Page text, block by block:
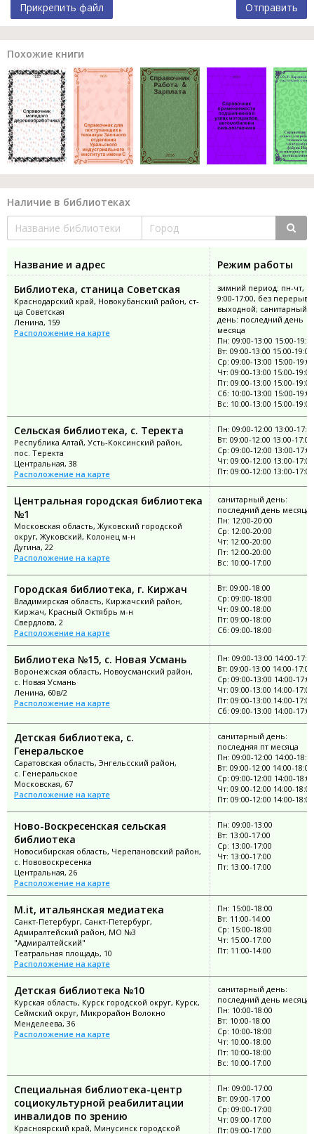
Прикрепить файл Отправить
Похожие книги
Наличие в библиотеках
Название и адрес
Режим работы
Библиотека, станица Советская
Краснодарский край, Новокубанский район, ст-
ца Советская
Ленина, 159
Расположение на карте
зимний период: пн-чт,
9:00-17:00, без
выходной; санитарный
день: последний день
месяца
Пн: 09:00-13:00 15:00-
Вт: 09:00-13:00 15:00-19:00
Ср: 09:00-13:00 15:00-19:00
Чт: 09:00-13:00 15:00-19:00
Пт: 09:00-13:00 15:00-19:00
Сб: 10:00-13:00 15:00-19:00
Вс: 10:00-13:00 15:00-19:00
Сельская библиотека, с. Теректа
Республика Алтай, Усть-Коксинский район,
пос. Теректа
Центральная, 38
Расположение на карте
Пн: 09:00-12:00 13:00-
Вт: 09:00-12:00 13:00-17:00
Ср: 09:00-12:00 13:00-17:00
Чт: 09:00-12:00 13:00-17:00
Пт: 09:00-12:00 13:00-17:00
Центральная городская библиотека
№1
Московская область, Жуковский городской
округ, Жуковский, Колонец м-н
Дугина, 22
Расположение на карте
санитарный день:
последний день месяца
Пн: 12:00-20:00
Ср: 12:00-20:00
Чт: 12:00-20:00
Пт: 12:00-20:00
Вс: 10:00-17:00
Городская библиотека, г. Киржач
Владимирская область, Киржачский район,
Киржач, Красный Октябрь м-н
Свердлова, 2
Расположение на карте
Вт: 09:00-18:00
Ср: 09:00-18:00
Чт: 09:00-18:00
Пт: 09:00-18:00
Сб: 09:00-18:00
Библиотека №15, с. Новая Усмань
Воронежская область, Новоусманский район,
с. Новая Усмань
Ленина, 60в/2
Расположение на карте
Пн: 09:00-13:00 14:00-
Вт: 09:00-13:00 14:00-17:00
Ср: 09:00-13:00 14:00-17:00
Чт: 09:00-13:00 14:00-17:00
Пт: 09:00-13:00 14:00-17:00
Сб: 09:00-13:00 14:00-17:00
Детская библиотека, с.
Генеральское
Саратовская область, Энгельсский район,
с. Генеральское
Московская, 67
Расположение на карте
санитарный день:
последняя пт месяца
Пн: 09:00-12:00 14:00-
Вт: 09:00-12:00 14:00-18:00
Ср: 09:00-12:00 14:00-18:00
Чт: 09:00-12:00 14:00-18:00
Пт: 09:00-12:00 14:00-18:00
Ново-Воскресенская сельская
библиотека
Новосибирская область, Черепановский район,
с. Нововоскресенка
Центральная, 26
Расположение на карте
Пн: 09:00-13:00
Вт: 13:00-17:00
Ср: 13:00-17:00
Чт: 13:00-17:00
Пт: 13:00-17:00
M.it, итальянская медиатека
Санкт-Петербург, Санкт-Петербург,
Адмиралтейский район, МО №3
"Адмиралтейский"
Театральная площадь, 10
Расположение на карте
Пн: 15:00-18:00
Вт: 11:00-14:00
Ср: 15:00-18:00
Чт: 15:00-17:00
Пт: 11:00-14:00
Детская библиотека №10
Курская область, Курск городской округ, Курск,
Сеймский округ, Микрорайон Волокно
Менделеева, 36
Расположение на карте
санитарный день:
последний день месяца
Пн: 10:00-18:00
Вт: 10:00-18:00
Ср: 10:00-18:00
Чт: 10:00-18:00
Пт: 10:00-18:00
Вс: 10:00-17:00
Специальная библиотека-центр
социокультурной реабилитации
инвалидов по зрению
Красноярский край, Минусинск городской
Пн: 09:00-17:00
Вт: 09:00-17:00
Ср: 09:00-17:00
Чт: 09:00-17:00
Пт: 09:00-17:00